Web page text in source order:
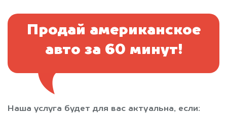
Продай американское
авто за 60 минут!
Наша услуга будет для вас актуальна, если: